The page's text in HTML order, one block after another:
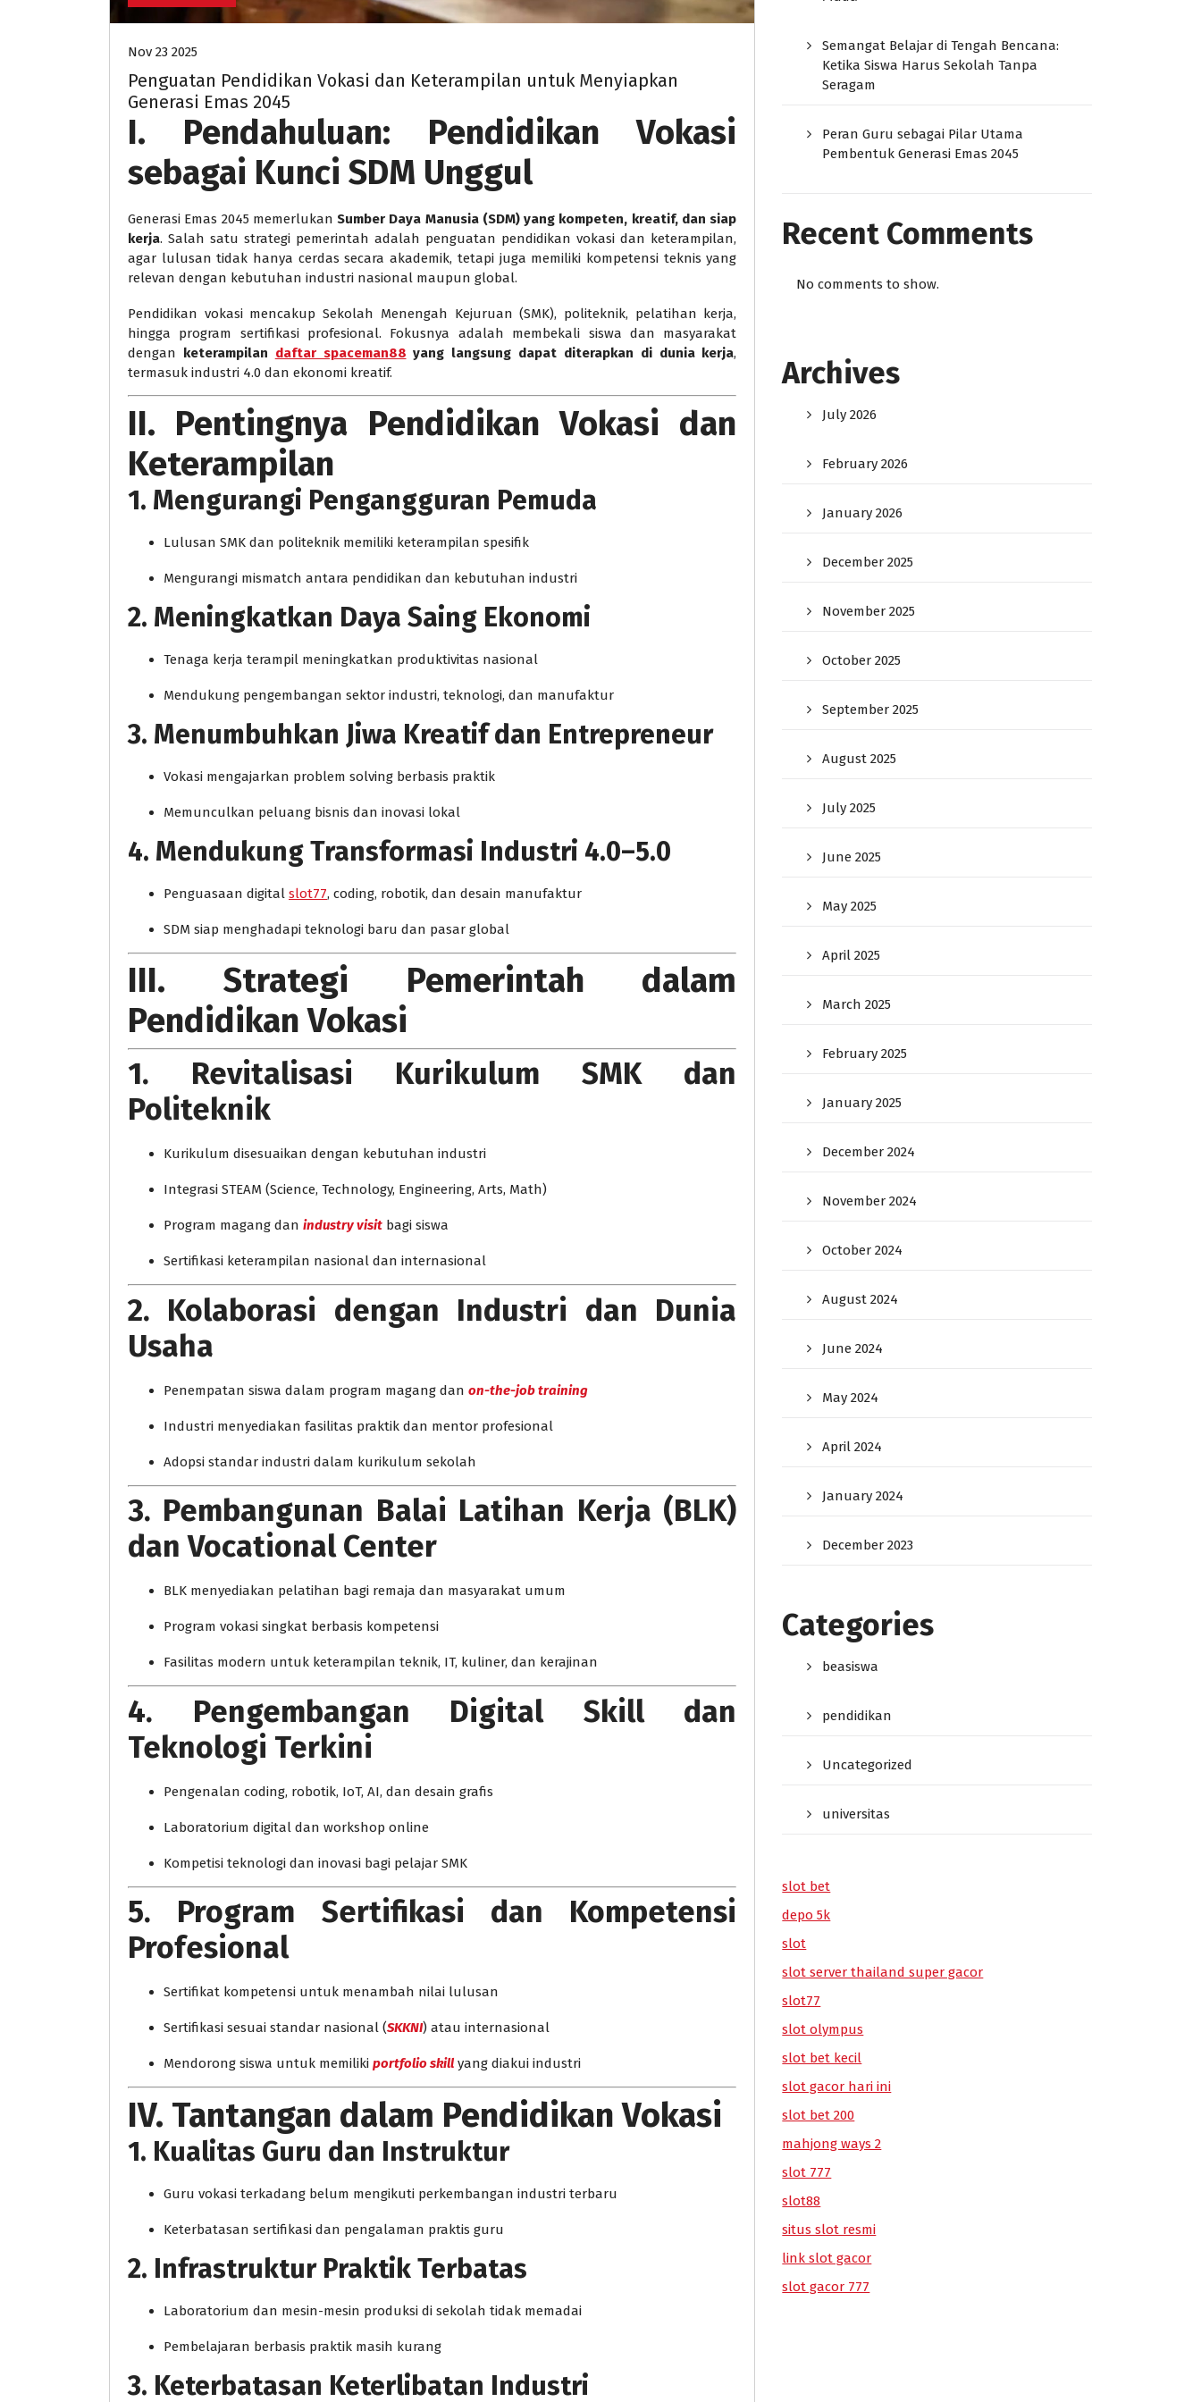
Nov 23 2025
Penguatan Pendidikan Vokasi dan Keterampilan untuk Menyiapkan
Generasi Emas 2045
I. Pendahuluan: Pendidikan Vokasi
sebagai Kunci SDM Unggul
Generasi Emas 2045 memerlukanSumber Daya Manusia (SDM) yang kompeten, kreatif, dan siap
kerja. Salah satu strategi pemerintah adalah penguatan pendidikan vokasi dan keterampilan,
agar lulusan tidak hanya cerdas secara akademik, tetapi juga memiliki kompetensi teknis yang
relevan dengan kebutuhan industri nasional maupun global.
Pendidikan vokasi mencakup Sekolah Menengah Kejuruan (SMK), politeknik, pelatihan kerja,
hingga program sertifikasi profesional. Fokusnya adalah membekali siswa dan masyarakat
dengan keterampilan daftar spaceman88 yang langsung dapat diterapkan di dunia kerja,
termasuk industri 4.0 dan ekonomi kreatif.
II. Pentingnya Pendidikan Vokasi dan
Keterampilan
1. Mengurangi Pengangguran Pemuda
Lulusan SMK dan politeknik memiliki keterampilan spesifik
Mengurangi mismatch antara pendidikan dan kebutuhan industri
2. Meningkatkan Daya Saing Ekonomi
Tenaga kerja terampil meningkatkan produktivitas nasional
Mendukung pengembangan sektor industri, teknologi, dan manufaktur
3. Menumbuhkan Jiwa Kreatif dan Entrepreneur
Vokasi mengajarkan problem solving berbasis praktik
Memunculkan peluang bisnis dan inovasi lokal
4. Mendukung Transformasi Industri 4.0–5.0
Penguasaan digital slot77, coding, robotik, dan desain manufaktur
SDM siap menghadapi teknologi baru dan pasar global
III. Strategi Pemerintah dalam
Pendidikan Vokasi
1. Revitalisasi Kurikulum SMK dan
Politeknik
Kurikulum disesuaikan dengan kebutuhan industri
Integrasi STEAM (Science, Technology, Engineering, Arts, Math)
Program magang dan industry visit bagi siswa
Sertifikasi keterampilan nasional dan internasional
2. Kolaborasi dengan Industri dan Dunia
Usaha
Penempatan siswa dalam program magang dan on-the-job training
Industri menyediakan fasilitas praktik dan mentor profesional
Adopsi standar industri dalam kurikulum sekolah
3. Pembangunan Balai Latihan Kerja (BLK)
dan Vocational Center
BLK menyediakan pelatihan bagi remaja dan masyarakat umum
Program vokasi singkat berbasis kompetensi
Fasilitas modern untuk keterampilan teknik, IT, kuliner, dan kerajinan
4. Pengembangan Digital Skill dan
Teknologi Terkini
Pengenalan coding, robotik, IoT, AI, dan desain grafis
Laboratorium digital dan workshop online
Kompetisi teknologi dan inovasi bagi pelajar SMK
5. Program Sertifikasi dan Kompetensi
Profesional
Sertifikat kompetensi untuk menambah nilai lulusan
Sertifikasi sesuai standar nasional (SKKNI) atau internasional
Mendorong siswa untuk memiliki portfolio skill yang diakui industri
IV. Tantangan dalam Pendidikan Vokasi
1. Kualitas Guru dan Instruktur
Guru vokasi terkadang belum mengikuti perkembangan industri terbaru
Keterbatasan sertifikasi dan pengalaman praktis guru
2. Infrastruktur Praktik Terbatas
Laboratorium dan mesin-mesin produksi di sekolah tidak memadai
Pembelajaran berbasis praktik masih kurang
3. Keterbatasan Keterlibatan Industri
Semangat Belajar di Tengah Bencana:
Ketika Siswa Harus Sekolah Tanpa
Seragam
Peran Guru sebagai Pilar Utama
Pembentuk Generasi Emas 2045
Recent Comments
No comments to show.
Archives
July 2026
February 2026
January 2026
December 2025
November 2025
October 2025
September 2025
August 2025
July 2025
June 2025
May 2025
April 2025
March 2025
February 2025
January 2025
December 2024
November 2024
October 2024
August 2024
June 2024
May 2024
April 2024
January 2024
December 2023
Categories
beasiswa
pendidikan
Uncategorized
universitas
slot bet
depo 5k
slot
slot server thailand super gacor
slot77
slot olympus
slot bet kecil
slot gacor hari ini
slot bet 200
mahjong ways 2
slot 777
slot88
situs slot resmi
link slot gacor
slot gacor 777